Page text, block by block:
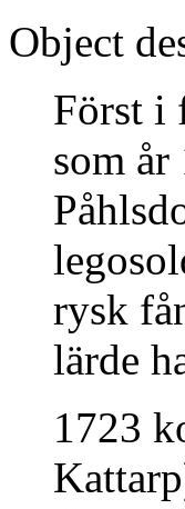
Object
Först i
som
rysk
lärde
1723